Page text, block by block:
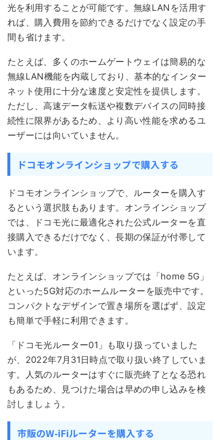
光を利用することが可能です。無線LANを活用す
れば、購入費用を節約できるだけでなく設定の手
間も省けます。
たとえば、多くのホームゲートウェイは簡易的な
無線LAN機能を内蔵しており、基本的なインター
ネット使用に十分な速度と安定性を提供します。
ただし、高速データ転送や複数デバイスの同時接
続性に限界があるため、より高い性能を求めるユ
ーザーには向いていません。
ドコモオンラインショップで購入する
ドコモオンラインショップで、ルーターを購入す
るという選択肢もあります。オンラインショップ
では、ドコモ光に最適化された公式ルーターを直
接購入できるだけでなく、長期の保証が付帯して
います。
たとえば、オンラインショップでは「home 5G」
といった5G対応のホームルーターを販売中です。
コンパクトなデザインで置き場所を選ばず、設定
も簡単で手軽に利用できます。
「ドコモ光ルーター01」も取り扱っていました
が、2022年7月31日時点で取り扱い終了していま
す。人気のルーターはすぐに販売終了となる恐れ
もあるため、見つけた場合は早めの申し込みを検
討しましょう。
市販のW-iFiルーターを購入する